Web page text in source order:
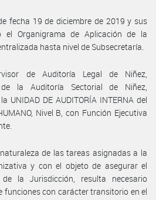
fecha 19 de diciembre de 2019 y sus
el Organigrama de Aplicación de la
hasta nivel de Subsecretaría.
de Auditoría Legal de Niñez,
la Auditoría Sectorial de Niñez,
UNIDAD DE AUDITORÍA INTERNA del
Nivel B, con Función Ejecutiva
de las tareas asignadas a la
y con el objeto de asegurar el
de la Jurisdicción, resulta necesario
funciones con carácter transitorio en el